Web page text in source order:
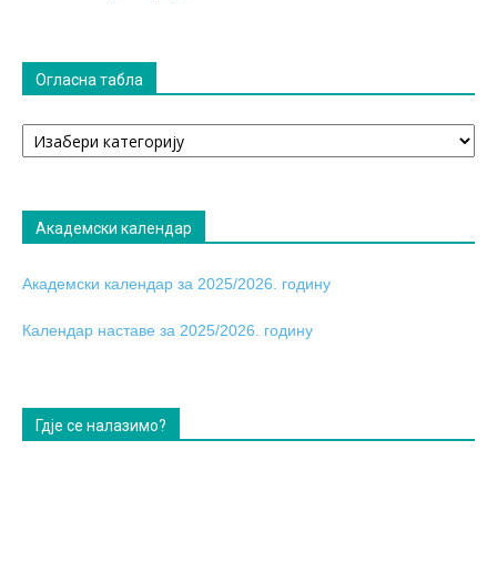
Огласна табла
Огласна
табла
Академски календар
Академски календар за 2025/2026. годину
Календар наставе за 2025/2026. годину
Гдје се налазимо?